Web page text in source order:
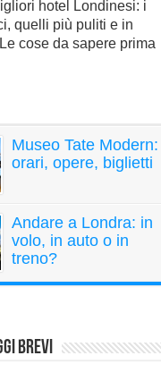
hotel Londinesi: i
quelli più puliti e in
cose da sapere prima
Museo Tate Modern:
orari, opere, biglietti
Andare a Londra: in
volo, in auto o in
treno?
Brevi